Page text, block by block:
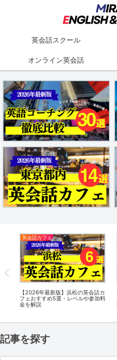
英会話スクール
オンライン英会話
英会話カフェ
【2026年最新版】寝屋川の英会話
カフェおすすめ11選・レベルや参
加料金を解説
記事を探す